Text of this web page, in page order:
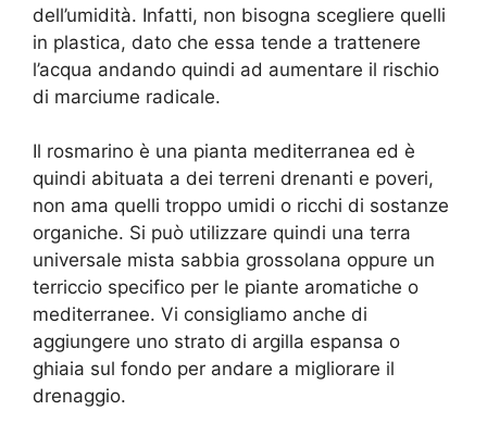
dell’umidità. Infatti, non bisogna scegliere quelli
in plastica, dato che essa tende a trattenere
l’acqua andando quindi ad aumentare il rischio
di marciume radicale.
Il rosmarino è una pianta mediterranea ed è
quindi abituata a dei terreni drenanti e poveri,
non ama quelli troppo umidi o ricchi di sostanze
organiche. Si può utilizzare quindi una terra
universale mista sabbia grossolana oppure un
terriccio specifico per le piante aromatiche o
mediterranee. Vi consigliamo anche di
aggiungere uno strato di argilla espansa o
ghiaia sul fondo per andare a migliorare il
drenaggio.